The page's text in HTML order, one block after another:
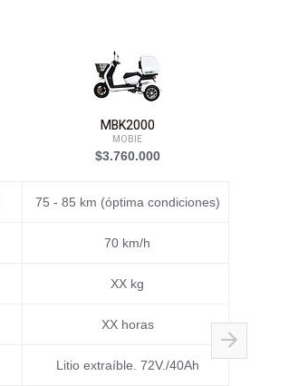
MBK2000
MOBIE
$3.760.000
75 - 85 km (óptima condiciones)
70 km/h
XX kg
XX horas
Litio extraíble. 72V./40Ah